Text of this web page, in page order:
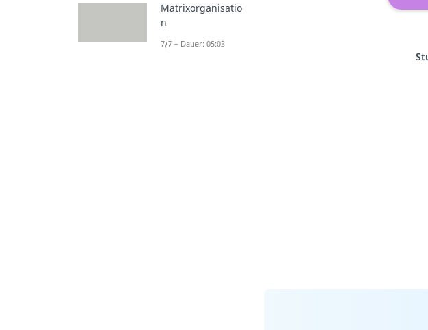
Matrixorganisatio
n
7/7 – Dauer: 05:03